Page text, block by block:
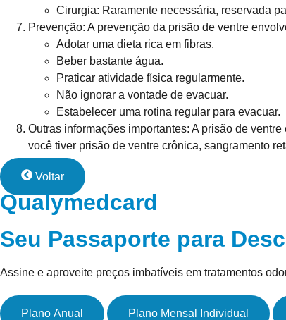
Cirurgia: Raramente necessária, reservada
Prevenção: A prevenção da prisão de ventre
Adotar uma dieta rica em fibras.
Beber bastante água.
Praticar atividade física regularmente.
Não ignorar a vontade de evacuar.
Estabelecer uma rotina regular para evacuar.
Outras informações importantes: A prisão de
você tiver prisão de ventre crônica, sangramento
Voltar
Qualymedcard
Seu Passaporte para
Assine e aproveite preços imbatíveis em tratamentos
Plano Anual Plano Mensal Individual